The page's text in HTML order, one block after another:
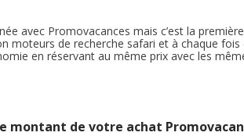
avec Promovacances mais c’est la
moteurs de recherche safari et à chaque fois
en réservant au même prix avec les
à ce moteur de recherche et je fais
avec Promovacances mais c’est la première
à ce moteur de recherche et je fais
montant de votre achat